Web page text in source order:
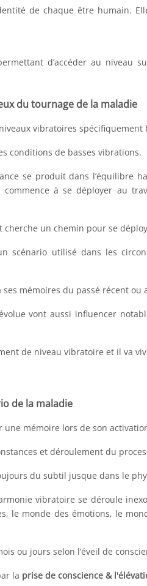
de chaque être humain.
d’accéder au niveau
du tournage de la maladie
vibratoires spécifiquement
conditions de basses vibrations.
se produit dans l’équilibre
à se déployer au
cherche un chemin pour se
utilisé dans les
mémoires du passé récent ou
vont aussi influencer
de niveau vibratoire et il va
de la maladie
une mémoire lors de son
et déroulement du
du subtil jusque dans le
vibratoire se déroule
le monde des émotions, le
ou jours selon l’éveil de
la prise de conscience &